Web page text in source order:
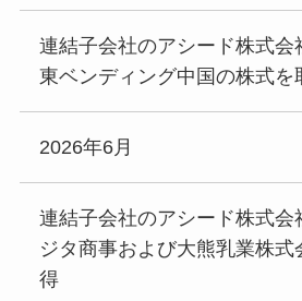
連結子会社のアシード株式会
東ベンディング中国の株式を
2026年6月
連結子会社のアシード株式会
ジタ商事および大熊乳業株式
得